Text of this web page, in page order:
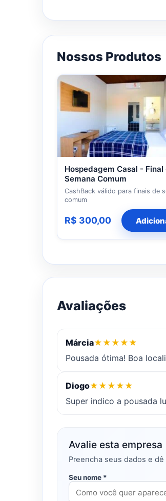
Nossos Produtos
Hospedagem Casal - Final
Semana Comum
CashBack válido para finais de
comum
R$ 300,00
Avaliações
Márcia★ ★ ★ ★ ★
Pousada ótima! Boa
Diogo★ ★ ★ ★ ★
Super indico a pousada
Avalie esta empresa
Preencha seus dados e
Seu nome *